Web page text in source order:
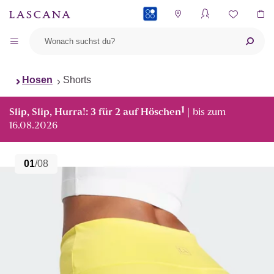
Hosen Shorts
Slip, Slip, Hurra!: 3 für 2 auf Höschen1 | bis zum
16.08.2026
01/08